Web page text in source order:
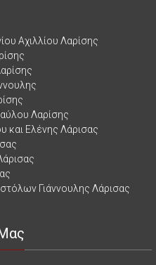
Αχιλλίου Λαρίσης
Λαρίσης
και Ελένης Λάρισας
Γιάννουλης Λάρισας